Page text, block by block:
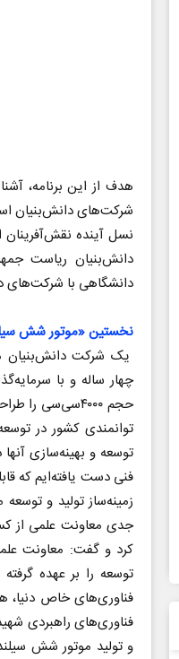
هدف از این برنامه،
شرکت‌های دانش‌بنیان
نسل آینده نقش‌آفرینان
دانشگاهی با شرکت‌های
نخستین «موتور شش
یک شرکت دانش‌بنیان
چهار ساله و با
حجم ۴۰۰۰سی‌سی
توانمندی کشور در
توسعه و بهینه‌سازی
فنی دست یافته‌ایم که
زمینه‌ساز تولید و
جدی معاونت علمی از
کرد و گفت: معاونت
توسعه را بر عهده
فناوری‌های خاص دنیا،
فناوری‌های راهبردی
و تولید موتور شش